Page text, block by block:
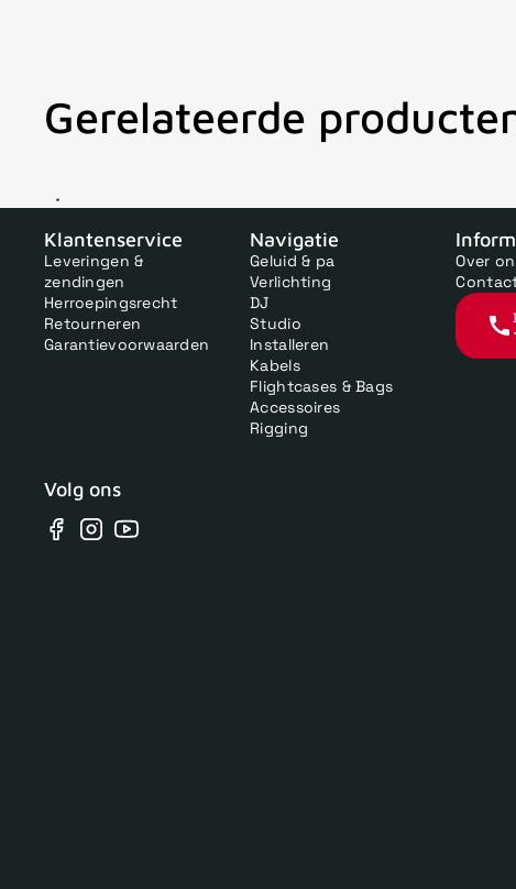
Gerelateerde
Klantenservice
Leveringen &
zendingen
Herroepingsrecht
Retourneren
Garantievoorwaarden
Navigatie
Geluid & pa
Verlichting
DJ
Studio
Installeren
Kabels
Flightcases & Bags
Accessoires
Rigging
Over
Volg ons
Facebook
Instagram
YouTube